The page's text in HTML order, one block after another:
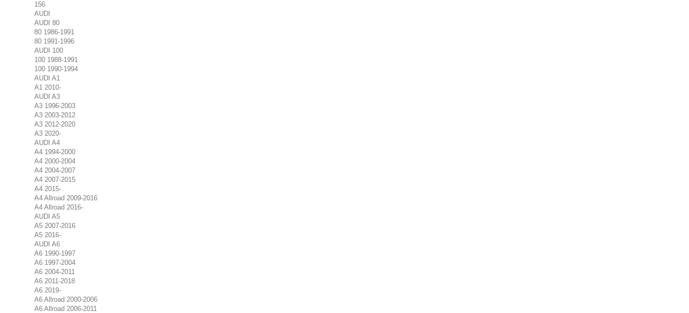
156
AUDI
AUDI 80
80 1986-1991
80 1991-1996
AUDI 100
100 1988-1991
100 1990-1994
AUDI A1
A1 2010-
AUDI A3
A3 1996-2003
A3 2003-2012
A3 2012-2020
A3 2020-
AUDI A4
A4 1994-2000
A4 2000-2004
A4 2004-2007
A4 2007-2015
A4 2015-
A4 Allroad 2009-2016
A4 Allroad 2016-
AUDI A5
A5 2007-2016
A5 2016-
AUDI A6
A6 1990-1997
A6 1997-2004
A6 2004-2011
A6 2011-2018
A6 2019-
A6 Allroad 2000-2006
A6 Allroad 2006-2011